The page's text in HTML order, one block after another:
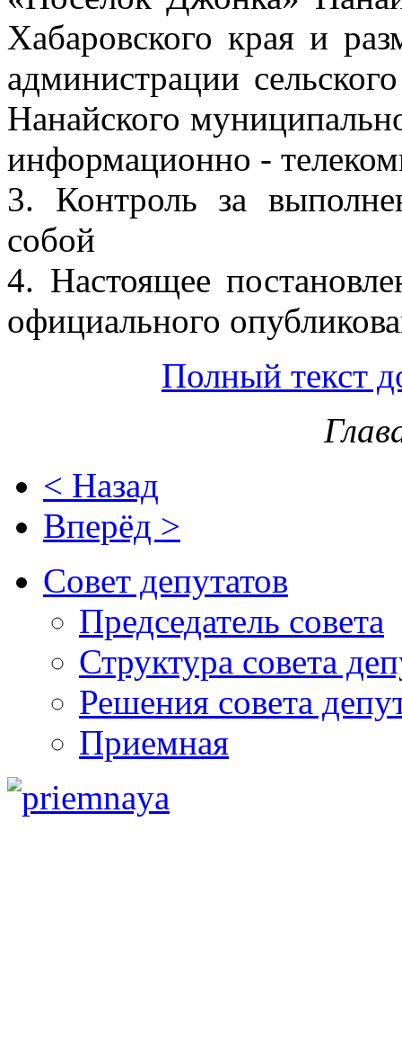
Хабаровского края и
администрации
Нанайского
информационно -
3. Контроль за
собой
4. Настоящее
официального
Полный текст
< Назад
Вперёд >
Совет депутатов
Председатель совета
Структура совета
Решения совета
Приемная